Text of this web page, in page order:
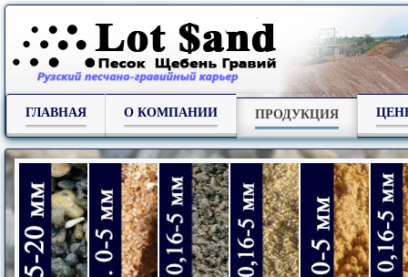
ГЛАВНАЯ О КОМПАНИИ ПРОДУКЦИЯ